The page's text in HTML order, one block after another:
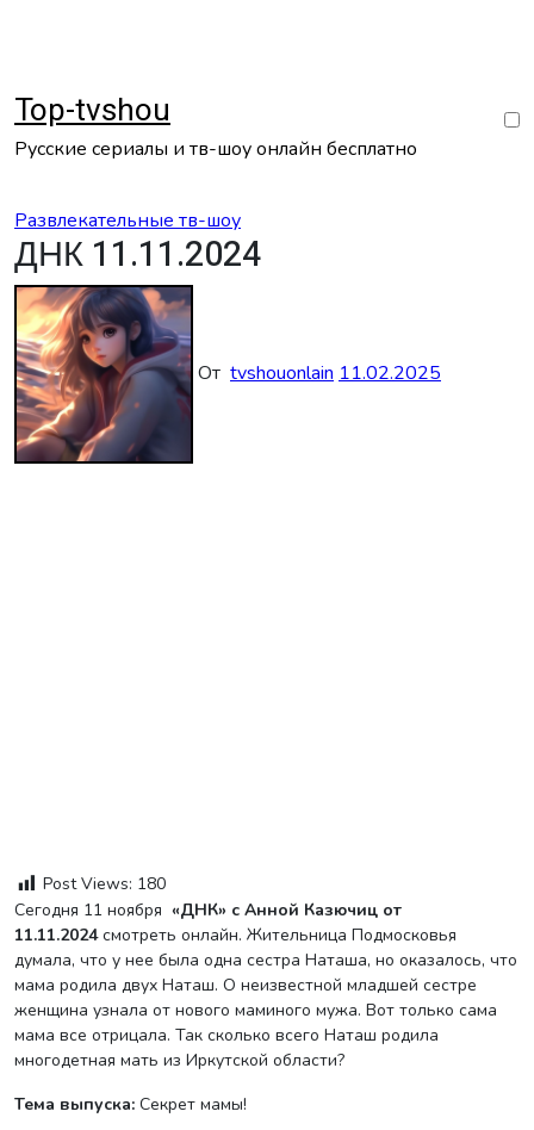
Top-tvshou
Русские сериалы и тв-шоу онлайн бесплатно
Развлекательные тв-шоу
ДНК 11.11.2024
От tvshouonlain 11.02.2025
Post Views: 180
Сегодня 11 ноября «ДНК» с Анной Казючиц от
11.11.2024смотреть онлайн. Жительница Подмосковья
думала, что у нее была одна сестра Наташа, но оказалось, что
мама родила двух Наташ. О неизвестной младшей сестре
женщина узнала от нового маминого мужа. Вот только сама
мама все отрицала. Так сколько всего Наташ родила
многодетная мать из Иркутской области?
Тема выпуска: Секрет мамы!